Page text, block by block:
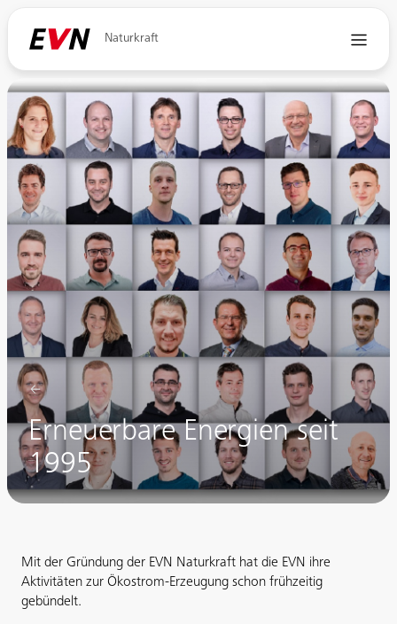
Naturkraft
Erneuerbare Energien seit
1995
Mit der Gründung der EVN Naturkraft hat die EVN ihre
Aktivitäten zur Ökostrom-Erzeugung schon frühzeitig
gebündelt.